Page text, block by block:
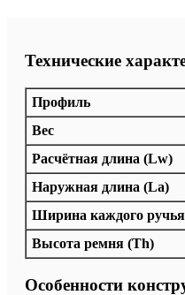
Технические
Профиль
Вес
Расчётная длина (Lw)
Наружная длина (La)
Ширина каждого
Высота ремня (Th)
Особенности